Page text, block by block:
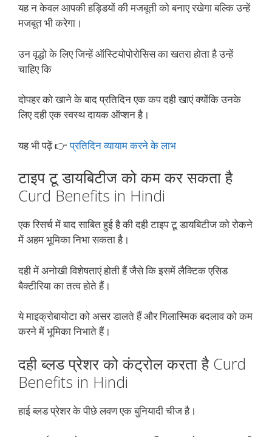
यह न केवल आपकी हड्डियों की मजबूती को बनाए रखेगा बल्कि उन्हें
मजबूत भी करेगा।
उन वृद्धो के लिए जिन्हें ऑस्टियोपोरोसिस का खतरा होता है उन्हें
चाहिए कि
दोपहर को खाने के बाद प्रतिदिन एक कप दही खाएं क्योंकि उनके
लिए दही एक स्वस्थ दायक ऑप्शन है।
यह भी पढ़ें 👉प्रतिदिन व्यायाम करने के लाभ
टाइप टू डायबिटीज को कम कर सकता है
Curd Benefits in Hindi
एक रिसर्च में बाद साबित हुई है की दही टाइप टू डायबिटीज को रोकने
में अहम भूमिका निभा सकता है।
दही में अनोखी विशेषताएं होती हैं जैसे कि इसमें लैक्टिक एसिड
बैक्टीरिया का तत्व होते हैं।
ये माइक्रोबायोटा को असर डालते हैं और गिलास्मिक बदलाव को कम
करने में भूमिका निभाते हैं।
दही ब्लड प्रेशर को कंट्रोल करता है Curd
Benefits in Hindi
हाई ब्लड प्रेशर के पीछे लवण एक बुनियादी चीज है।